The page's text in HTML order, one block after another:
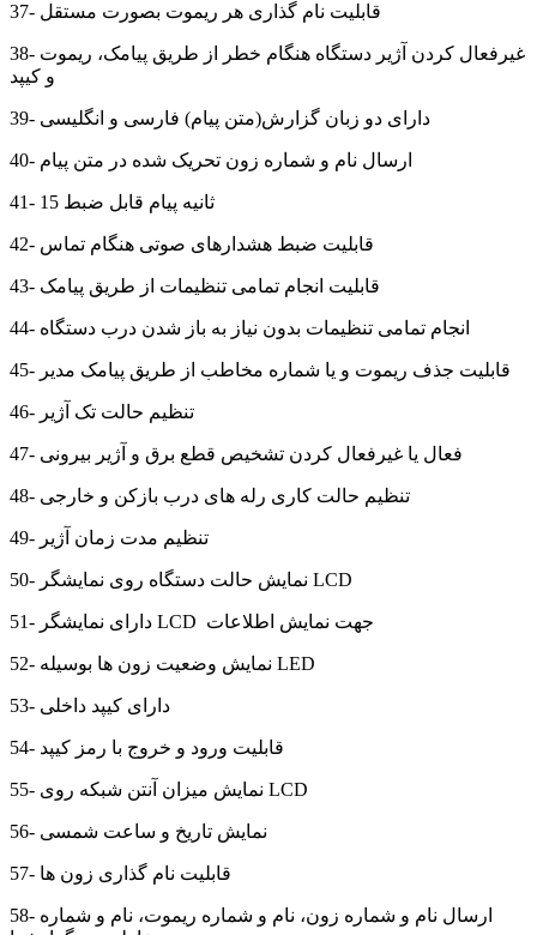
37- قابلیت نام گذاری هر ریموت بصورت مستقل
38- غیرفعال کردن آژیر دستگاه هنگام خطر از طریق پیامک، ریموت
و کیپد
39- دارای دو زبان گزارش(متن پیام) فارسی و انگلیسی
40- ارسال نام و شماره زون تحریک شده در متن پیام
41- 15 ثانیه پیام قابل ضبط
42- قابلیت ضبط هشدارهای صوتی هنگام تماس
43- قابلیت انجام تمامی تنظیمات از طریق پیامک
44- انجام تمامی تنظیمات بدون نیاز به باز شدن درب دستگاه
45- قابلیت جذف ریموت و یا شماره مخاطب از طریق پیامک مدیر
46- تنظیم حالت تک آژیر
47- فعال یا غیرفعال کردن تشخیص قطع برق و آژیر بیرونی
48- تنظیم حالت کاری رله های درب بازکن و خارجی
49- تنظیم مدت زمان آژیر
50- نمایش حالت دستگاه روی نمایشگر LCD
51- دارای نمایشگر LCD جهت نمایش اطلاعات
52- نمایش وضعیت زون ها بوسیله LED
53- دارای کیپد داخلی
54- قابلیت ورود و خروج با رمز کیپد
55- نمایش میزان آنتن شبکه روی LCD
56- نمایش تاریخ و ساعت شمسی
57- قابلیت نام گذاری زون ها
58- ارسال نام و شماره زون، نام و شماره ریموت، نام و شماره